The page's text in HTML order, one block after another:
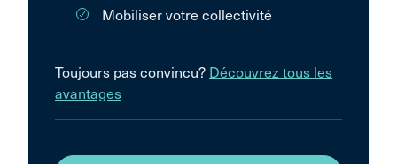
Mobiliser votre collectivité
Toujours pas convincu? Découvrez tous les
avantages